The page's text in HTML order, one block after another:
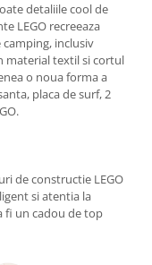
detaliile cool de
LEGO recreeaza
inclusiv
material textil si cortul
o noua forma a
placa de surf, 2
de constructie LEGO
si atentia la
fi un cadou de top